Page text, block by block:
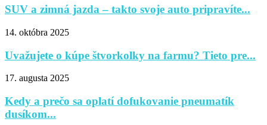
SUV a zimná jazda – takto svoje auto pripravíte...
14. októbra 2025
Uvažujete o kúpe štvorkolky na farmu? Tieto pre...
17. augusta 2025
Kedy a prečo sa oplatí dofukovanie pneumatík
dusíkom...